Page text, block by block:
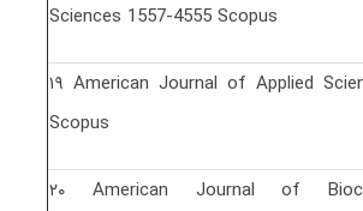
Sciences 1557-4555 Scopus
١٩ American Journal of Applied Sciences 1546-9239
Scopus
٢٠ American Journal of Biochemistry and